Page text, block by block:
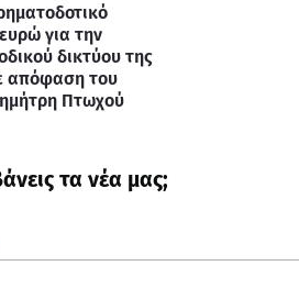
για την
δικτύου της
απόφαση του
Πτωχού
τα νέα μας;